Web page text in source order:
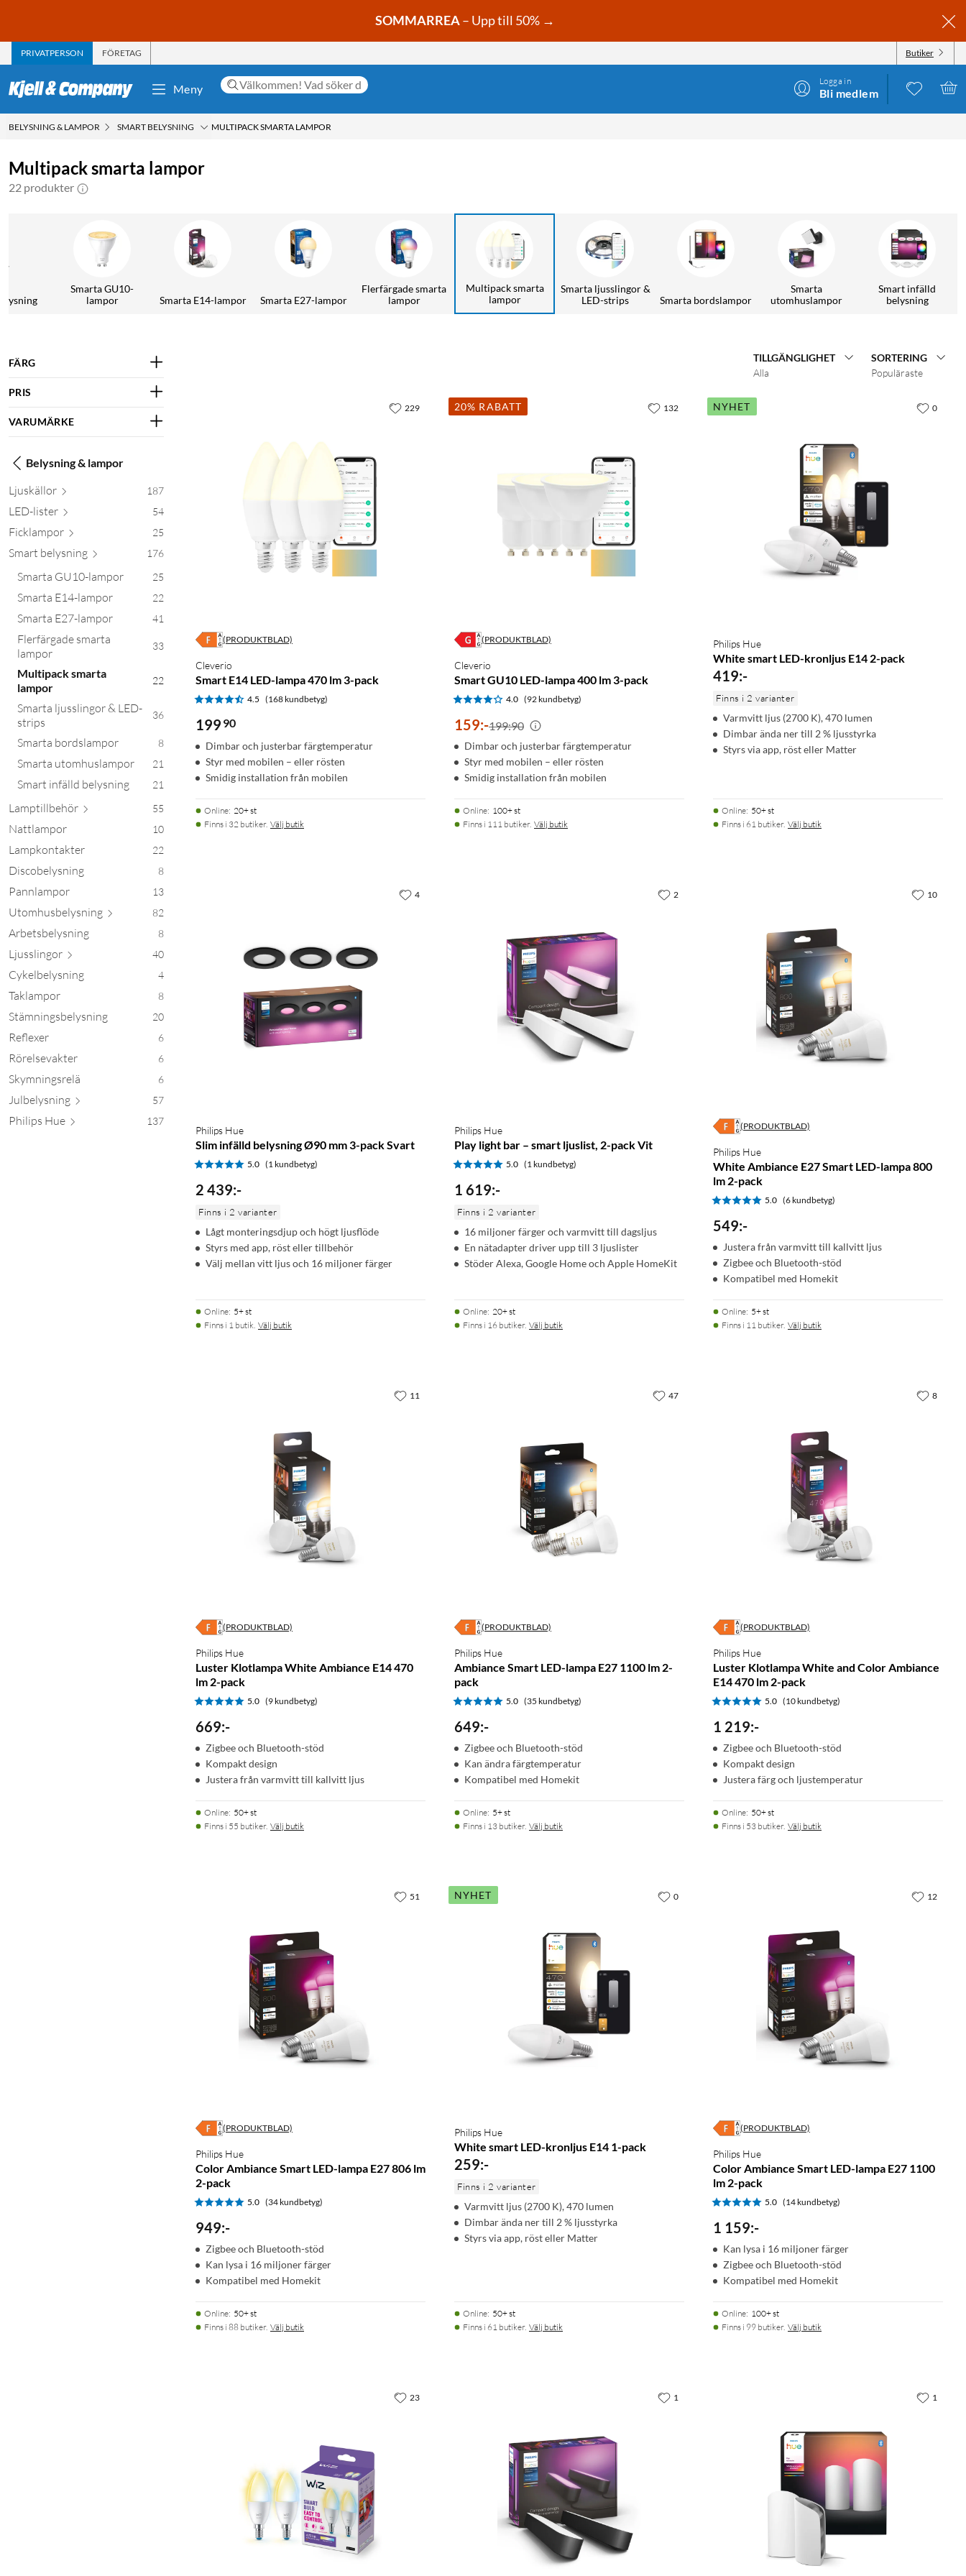
SOMMARREA– Upp till 50% →
PRIVATPERSON FÖRETAG Butiker
Meny
Logga in
Bli medlem
BELYSNING & LAMPOR SMART BELYSNING MULTIPACK SMARTA LAMPOR
Multipack smarta lampor
22 produkter
Smarta GU10-
lampor
Smarta E14-lampor Smarta E27-lampor
Flerfärgade smarta
lampor
Multipack smarta
lampor
Smarta ljusslingor &
LED-strips
Smarta bordslampor
Smarta
utomhuslampor
Smart infälld
belysning
FÄRG
PRIS
VARUMÄRKE
Belysning & lampor
Ljuskällor 187
LED-lister 54
Ficklampor 25
Smart belysning 176
Smarta GU10-lampor 25
Smarta E14-lampor 22
Smarta E27-lampor 41
Flerfärgade smarta
lampor
33
Multipack smarta
lampor
22
Smarta ljusslingor & LED-
strips
36
Smarta bordslampor 8
Smarta utomhuslampor 21
Smart infälld belysning 21
Lamptillbehör 55
Nattlampor 10
Lampkontakter 22
Discobelysning 8
Pannlampor 13
Utomhusbelysning 82
Arbetsbelysning 8
Ljusslingor 40
Cykelbelysning 4
Taklampor 8
Stämningsbelysning 20
Reflexer 6
Rörelsevakter 6
Skymningsrelä 6
Julbelysning 57
Philips Hue 137
TILLGÄNGLIGHET
Alla
SORTERING
Populäraste
(PRODUKTBLAD)
Cleverio
Smart E14 LED-lampa 470 lm 3-pack
4.5 (168 kundbetyg)
199 90
Dimbar och justerbar färgtemperatur
Styr med mobilen – eller rösten
Smidig installation från mobilen
Online: 20+ st
Finns i 32 butiker. Välj butik
229 20% RABATT
(PRODUKTBLAD)
Cleverio
Smart GU10 LED-lampa 400 lm 3-pack
4.0 (92 kundbetyg)
159:-199:90
Dimbar och justerbar färgtemperatur
Styr med mobilen – eller rösten
Smidig installation från mobilen
Online: 100+ st
Finns i 111 butiker. Välj butik
132 NYHET
Philips Hue
White smart LED-kronljus E14 2-pack
419:-
Finns i 2 varianter
Varmvitt ljus (2700 K), 470 lumen
Dimbar ända ner till 2 % ljusstyrka
Styrs via app, röst eller Matter
Online: 50+ st
Finns i 61 butiker. Välj butik
0
Philips Hue
Slim infälld belysning Ø90 mm 3-pack Svart
5.0 (1 kundbetyg)
2 439:-
Finns i 2 varianter
Lågt monteringsdjup och högt ljusflöde
Styrs med app, röst eller tillbehör
Välj mellan vitt ljus och 16 miljoner färger
Online: 5+ st
Finns i 1 butik. Välj butik
4
Philips Hue
Play light bar – smart ljuslist, 2-pack Vit
5.0 (1 kundbetyg)
1 619:-
Finns i 2 varianter
16 miljoner färger och varmvitt till dagsljus
En nätadapter driver upp till 3 ljuslister
Stöder Alexa, Google Home och Apple HomeKit
Online: 20+ st
Finns i 16 butiker. Välj butik
2
(PRODUKTBLAD)
Philips Hue
White Ambiance E27 Smart LED-lampa 800
lm 2-pack
5.0 (6 kundbetyg)
549:-
Justera från varmvitt till kallvitt ljus
Zigbee och Bluetooth-stöd
Kompatibel med Homekit
Online: 5+ st
Finns i 11 butiker. Välj butik
10
(PRODUKTBLAD)
Philips Hue
Luster Klotlampa White Ambiance E14 470
lm 2-pack
5.0 (9 kundbetyg)
669:-
Zigbee och Bluetooth-stöd
Kompakt design
Justera från varmvitt till kallvitt ljus
Online: 50+ st
Finns i 55 butiker. Välj butik
11
(PRODUKTBLAD)
Philips Hue
Ambiance Smart LED-lampa E27 1100 lm 2-
pack
5.0 (35 kundbetyg)
649:-
Zigbee och Bluetooth-stöd
Kan ändra färgtemperatur
Kompatibel med Homekit
Online: 5+ st
Finns i 13 butiker. Välj butik
47
(PRODUKTBLAD)
Philips Hue
Luster Klotlampa White and Color Ambiance
E14 470 lm 2-pack
5.0 (10 kundbetyg)
1 219:-
Zigbee och Bluetooth-stöd
Kompakt design
Justera färg och ljustemperatur
Online: 50+ st
Finns i 53 butiker. Välj butik
8
(PRODUKTBLAD)
Philips Hue
Color Ambiance Smart LED-lampa E27 806 lm
2-pack
5.0 (34 kundbetyg)
949:-
Zigbee och Bluetooth-stöd
Kan lysa i 16 miljoner färger
Kompatibel med Homekit
Online: 50+ st
Finns i 88 butiker. Välj butik
51 NYHET
Philips Hue
White smart LED-kronljus E14 1-pack
259:-
Finns i 2 varianter
Varmvitt ljus (2700 K), 470 lumen
Dimbar ända ner till 2 % ljusstyrka
Styrs via app, röst eller Matter
Online: 50+ st
Finns i 61 butiker. Välj butik
0
(PRODUKTBLAD)
Philips Hue
Color Ambiance Smart LED-lampa E27 1100
lm 2-pack
5.0 (14 kundbetyg)
1 159:-
Kan lysa i 16 miljoner färger
Zigbee och Bluetooth-stöd
Kompatibel med Homekit
Online: 100+ st
Finns i 99 butiker. Välj butik
12
23 1 1